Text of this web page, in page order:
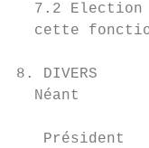
7.2 Election
cette
8. DIVERS
  Néant
Président